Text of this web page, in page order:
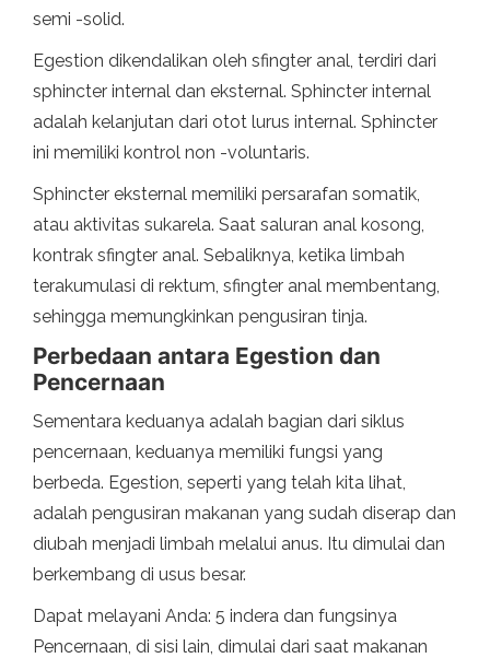
semi -solid.
Egestion dikendalikan oleh sfingter anal, terdiri dari
sphincter internal dan eksternal. Sphincter internal
adalah kelanjutan dari otot lurus internal. Sphincter
ini memiliki kontrol non -voluntaris.
Sphincter eksternal memiliki persarafan somatik,
atau aktivitas sukarela. Saat saluran anal kosong,
kontrak sfingter anal. Sebaliknya, ketika limbah
terakumulasi di rektum, sfingter anal membentang,
sehingga memungkinkan pengusiran tinja.
Perbedaan antara Egestion dan
Pencernaan
Sementara keduanya adalah bagian dari siklus
pencernaan, keduanya memiliki fungsi yang
berbeda. Egestion, seperti yang telah kita lihat,
adalah pengusiran makanan yang sudah diserap dan
diubah menjadi limbah melalui anus. Itu dimulai dan
berkembang di usus besar.
Dapat melayani Anda: 5 indera dan fungsinya
Pencernaan, di sisi lain, dimulai dari saat makanan